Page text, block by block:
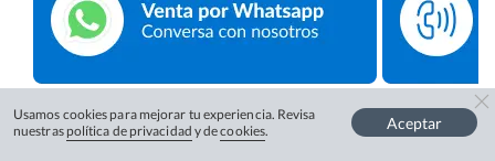
Usamos cookies para mejorar tu experiencia. Revisa
nuestras política de privacidad y decookies. Aceptar